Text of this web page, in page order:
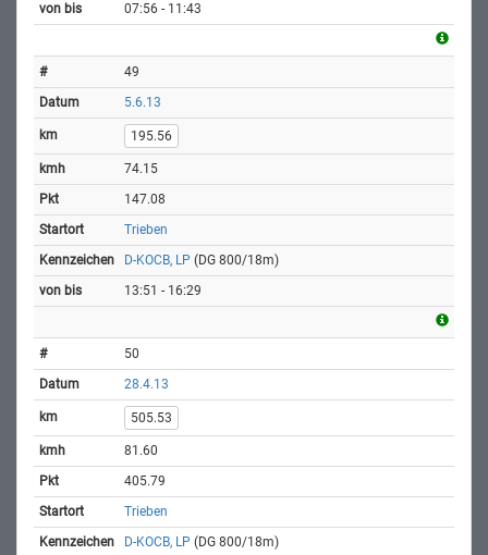
07:56 - 11:43
49
5.6.13
195.56
74.15
147.08
Trieben
D-KOCB, LP (DG 800/18m)
13:51 - 16:29
50
28.4.13
505.53
81.60
405.79
Trieben
D-KOCB, LP (DG 800/18m)